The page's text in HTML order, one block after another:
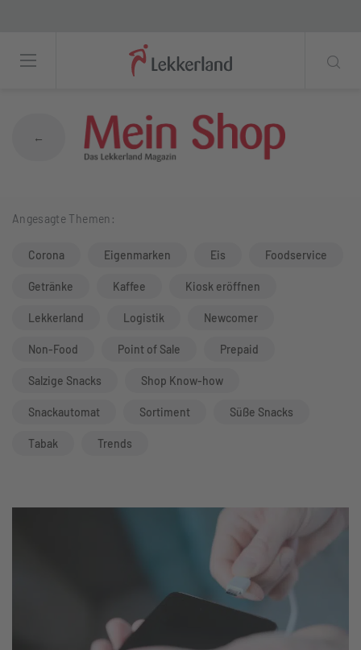
←
Angesagte Themen:
Corona Eigenmarken Eis Foodservice
Getränke Kaffee Kiosk eröffnen
Lekkerland Logistik Newcomer
Non-Food Point of Sale Prepaid
Salzige Snacks Shop Know-how
Snackautomat Sortiment Süße Snacks
Tabak Trends